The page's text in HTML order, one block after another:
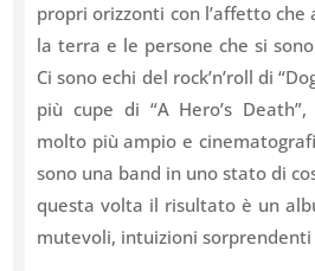
propri orizzonti con l’affetto che
la terra e le persone che si
Ci sono echi del rock’n’roll di
più cupe di “A Hero’s
molto più ampio e
sono una band in uno stato di
questa volta il risultato è un
mutevoli, intuizioni